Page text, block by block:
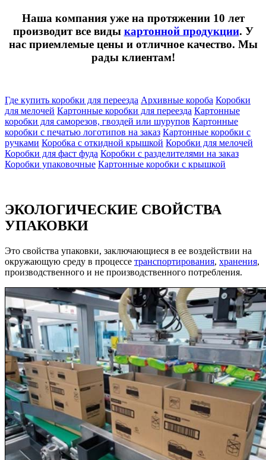
Наша компания уже на протяжении 10 лет
производит все виды картонной продукции. У
нас приемлемые цены и отличное качество. Мы
рады клиентам!
Где купить коробки для переезда Архивные короба Коробки
для мелочей Картонные коробки для переезда Картонные
коробки для саморезов, гвоздей или шурупов Картонные
коробки с печатью логотипов на заказ Картонные коробки с
ручками Коробка с откидной крышкой Коробки для мелочей
Коробки для фаст фуда Коробки с разделителями на заказ
Коробки упаковочные Картонные коробки с крышкой
ЭКОЛОГИЧЕСКИЕ СВОЙСТВА
УПАКОВКИ
Это свойства упаковки, заключающиеся в ее воздействии на
окружающую среду в процессе транспортирования, хранения,
производственного и не производственного потребления.